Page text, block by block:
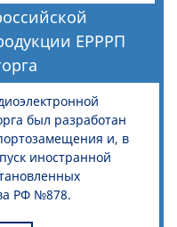
ЕРРРП
был разработан
и, в
иностранной
РФ №878.